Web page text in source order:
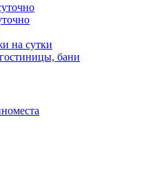
на сутки
бани